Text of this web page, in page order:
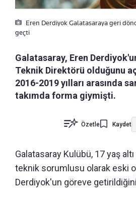
Eren Derdiyok Galatasaraya geri
geçti
Galatasaray, Eren
Teknik Direktörü olduğunu
2016-2019 yılları arasında
takımda forma giymişti.
Özetle Kaydet
Galatasaray Kulübü, 17 yaş altı
teknik sorumlusu olarak eski
Derdiyok'un göreve